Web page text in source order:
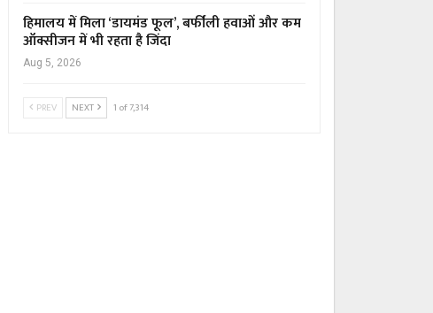
हिमालय में मिला ‘डायमंड फूल’, बर्फीली हवाओं और कम
ऑक्सीजन में भी रहता है जिंदा
Aug 5, 2026
PREV NEXT 1 of 7,314